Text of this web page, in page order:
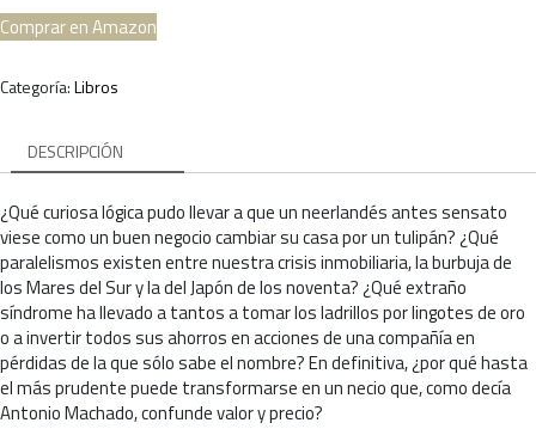
Comprar en Amazon
Categoría:Libros
DESCRIPCIÓN
¿Qué curiosa lógica pudo llevar a que un neerlandés antes sensato
viese como un buen negocio cambiar su casa por un tulipán? ¿Qué
paralelismos existen entre nuestra crisis inmobiliaria, la burbuja de
los Mares del Sur y la del Japón de los noventa? ¿Qué extraño
síndrome ha llevado a tantos a tomar los ladrillos por lingotes de oro
o a invertir todos sus ahorros en acciones de una compañía en
pérdidas de la que sólo sabe el nombre? En definitiva, ¿por qué hasta
el más prudente puede transformarse en un necio que, como decía
Antonio Machado, confunde valor y precio?